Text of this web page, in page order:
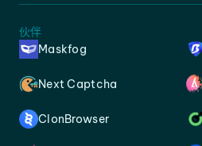
伙伴
Maskfog
Next Captcha
ClonBrowser